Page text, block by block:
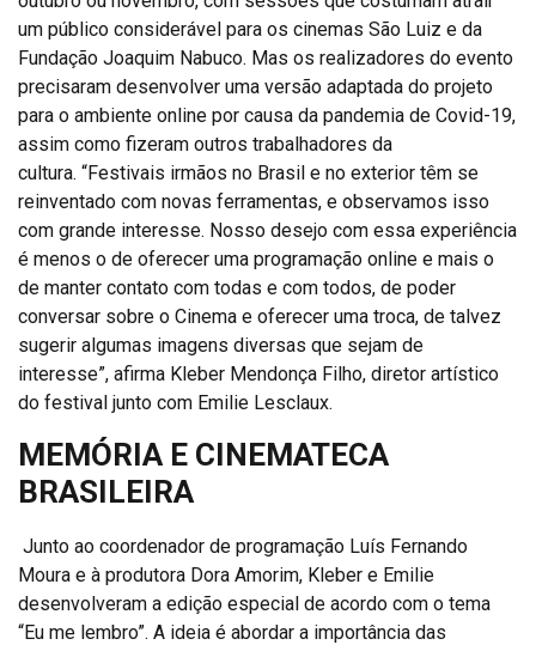
um público considerável para os cinemas São Luiz e da
Fundação Joaquim Nabuco. Mas os realizadores do evento
precisaram desenvolver uma versão adaptada do projeto
para o ambiente online por causa da pandemia de Covid-19,
assim como fizeram outros trabalhadores da
cultura. “Festivais irmãos no Brasil e no exterior têm se
reinventado com novas ferramentas, e observamos isso
com grande interesse. Nosso desejo com essa experiência
é menos o de oferecer uma programação online e mais o
de manter contato com todas e com todos, de poder
conversar sobre o Cinema e oferecer uma troca, de talvez
sugerir algumas imagens diversas que sejam de
interesse”, afirma Kleber Mendonça Filho, diretor artístico
do festival junto com Emilie Lesclaux.
MEMÓRIA E CINEMATECA
BRASILEIRA
Junto ao coordenador de programação Luís Fernando
Moura e à produtora Dora Amorim, Kleber e Emilie
desenvolveram a edição especial de acordo com o tema
“Eu me lembro”. A ideia é abordar a importância das